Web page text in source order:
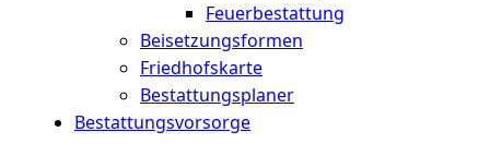
Feuerbestattung
Beisetzungsformen
Friedhofskarte
Bestattungsplaner
Bestattungsvorsorge